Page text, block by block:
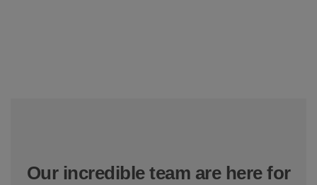
Our incredible team are here for